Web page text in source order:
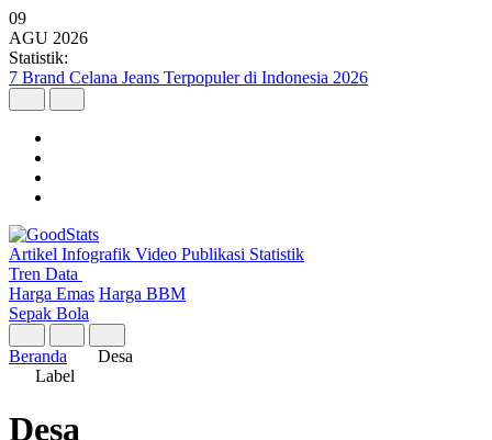
09
AGU 2026
Statistik:
Wilayah dengan Pertumbuhan Ekonomi Tertinggi Triwulan II 2026
Artikel Infografik Video Publikasi Statistik
Tren Data
Harga Emas Harga BBM
Sepak Bola
Beranda
Desa
Label
Desa